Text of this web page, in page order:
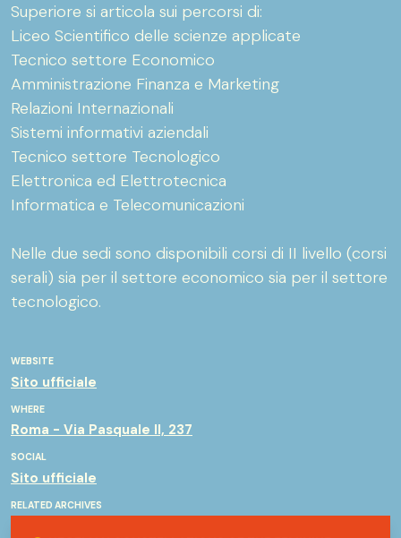
WEBSITE
Sito ufficiale
WHERE
Roma - Via Pasquale II, 237
SOCIAL
Sito ufficiale
RELATED ARCHIVES
Superiore si articola sui percorsi di:
Liceo Scientifico delle scienze applicate
Tecnico settore Economico
Amministrazione Finanza e Marketing
Relazioni Internazionali
Sistemi informativi aziendali
Tecnico settore Tecnologico
Elettronica ed Elettrotecnica
Informatica e Telecomunicazioni
Nelle due sedi sono disponibili corsi di II livello (corsi
serali) sia per il settore economico sia per il settore
tecnologico.